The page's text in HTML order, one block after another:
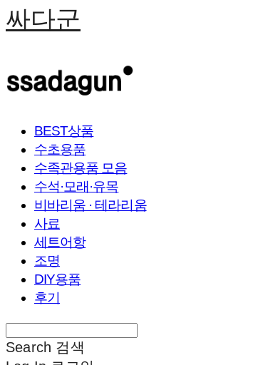
싸다군
BEST상품
수초용품
수족관용품 모음
수석·모래·유목
비바리움 · 테라리움
사료
세트어항
조명
DIY용품
후기
Search 검색